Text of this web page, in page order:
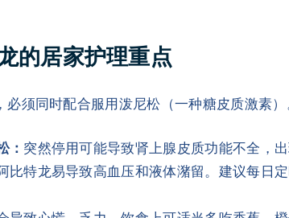
的居家护理重点
必须同时配合服用泼尼松（一种糖皮质激素
： 突然停用可能导致肾上腺皮质功能不全，
比特龙易导致高血压和液体潴留。建议每日